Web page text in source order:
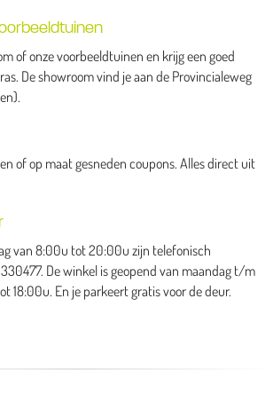
of onze voorbeeldtuinen en krijg een goed
De showroom vind je aan de Provincialeweg
of op maat gesneden coupons. Alles direct uit
van 8:00u tot 20:00u zijn telefonisch
De winkel is geopend van maandag t/m
18:00u. En je parkeert gratis voor de deur.